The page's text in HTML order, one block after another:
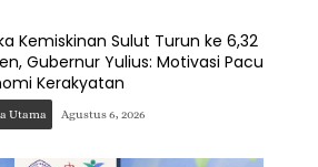
Kemiskinan Sulut Turun ke 6,32
Gubernur Yulius: Motivasi Pacu
Kerakyatan
Utama Agustus 6, 2026